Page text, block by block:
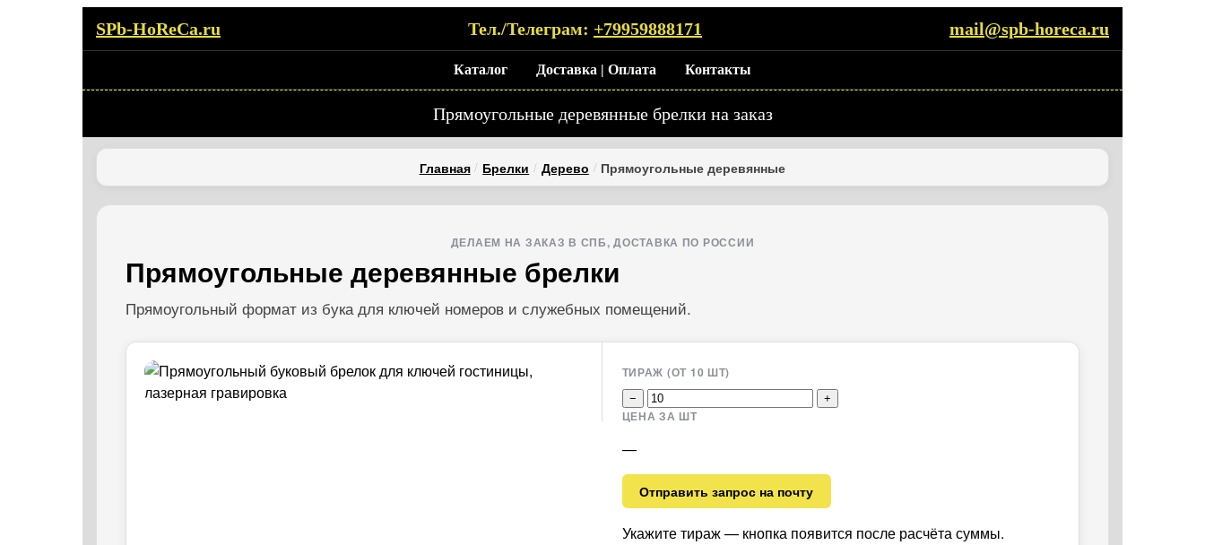
SPb-HoReCa.ru Тел./Телеграм: +79959888171 mail@spb-horeca.ru
Каталог Доставка | Оплата Контакты
Прямоугольные деревянные брелки на заказ
Главная Брелки Дерево Прямоугольные деревянные
ДЕЛАЕМ НА ЗАКАЗ В СПБ, ДОСТАВКА ПО РОССИИ
Прямоугольные деревянные брелки
Прямоугольный формат из бука для ключей номеров и служебных помещений.
ТИРАЖ (ОТ 10 ШТ)
− +
ЦЕНА ЗА ШТ
—
Отправить запрос на почту
Укажите тираж — кнопка появится после расчёта суммы.